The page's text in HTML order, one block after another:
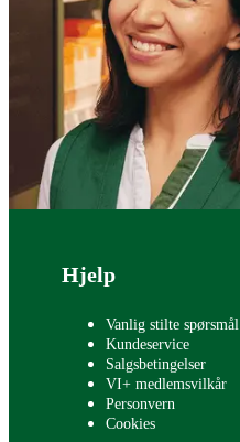
Bunntekst
Hjelp
Vanlig stilte spørsmål
Kundeservice
Salgsbetingelser
VI+ medlemsvilkår
Personvern
Cookies